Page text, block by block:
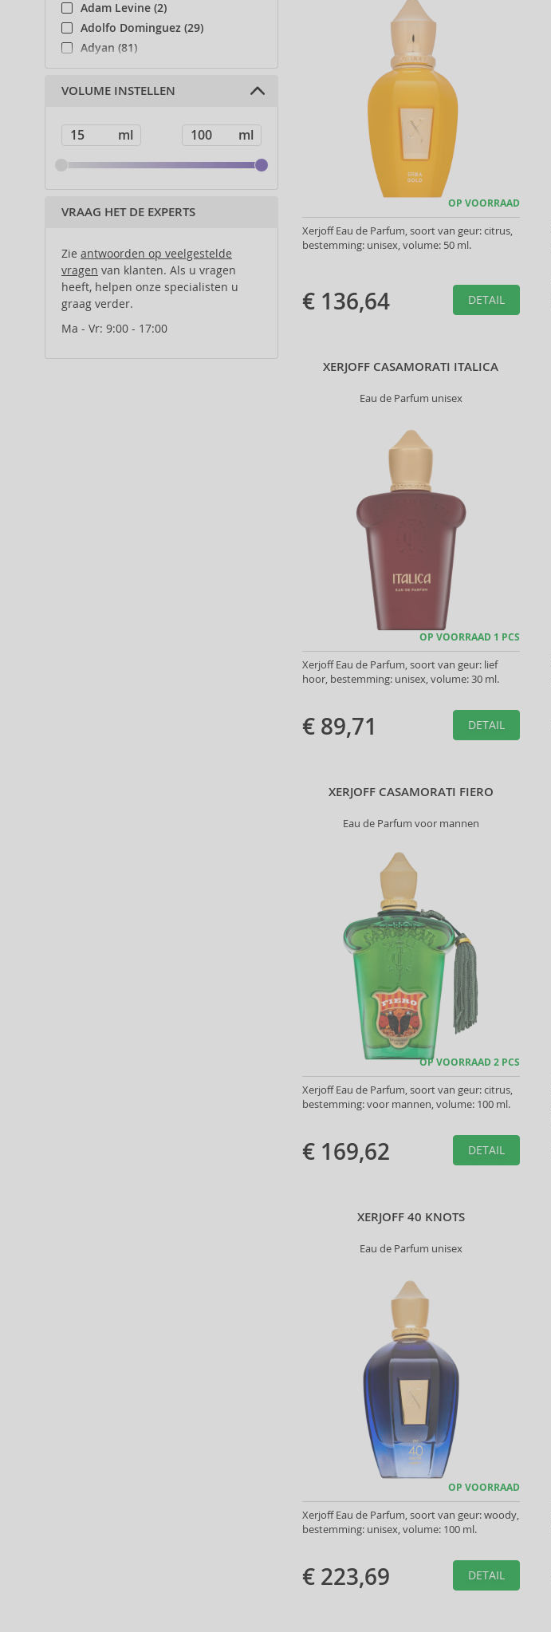
OP VOORRAAD
Xerjoff Eau de Parfum, soort van geur: citrus,
bestemming: unisex, volume: 50 ml.
€ 136,64 DETAIL
XERJOFF CASAMORATI ITALICA
Eau de Parfum unisex
OP VOORRAAD 1 PCS
Xerjoff Eau de Parfum, soort van geur: lief
hoor, bestemming: unisex, volume: 30 ml.
€ 89,71 DETAIL
XERJOFF CASAMORATI FIERO
Eau de Parfum voor mannen
OP VOORRAAD 2 PCS
Xerjoff Eau de Parfum, soort van geur: citrus,
bestemming: voor mannen, volume: 100 ml.
€ 169,62 DETAIL
XERJOFF 40 KNOTS
Eau de Parfum unisex
OP VOORRAAD
Xerjoff Eau de Parfum, soort van geur: woody,
bestemming: unisex, volume: 100 ml.
€ 223,69 DETAIL
Adam Levine (2)
Adolfo Dominguez (29)
Adyan (81)
Affinage (1)
Afnan (90)
Ahava (49)
Aigner (41)
Ajmal (87)
Al Haramain (182)
Al Wataniah (82)
Alcina (156)
Alexander McQueen (2)
Alexandre.J (31)
Alfaparf Milano (175)
Alfred Sung (7)
VOLUME INSTELLEN
VRAAG HET DE EXPERTS
Zie antwoorden op veelgestelde
vragen van klanten. Als u vragen
heeft, helpen onze specialisten u
graag verder.
Ma - Vr: 9:00 - 17:00